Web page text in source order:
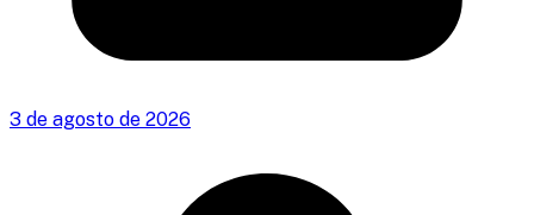
3 de agosto de 2026